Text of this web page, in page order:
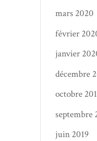
mars 2020
février
janvier
décembre
octobre
septembre
juin 2019